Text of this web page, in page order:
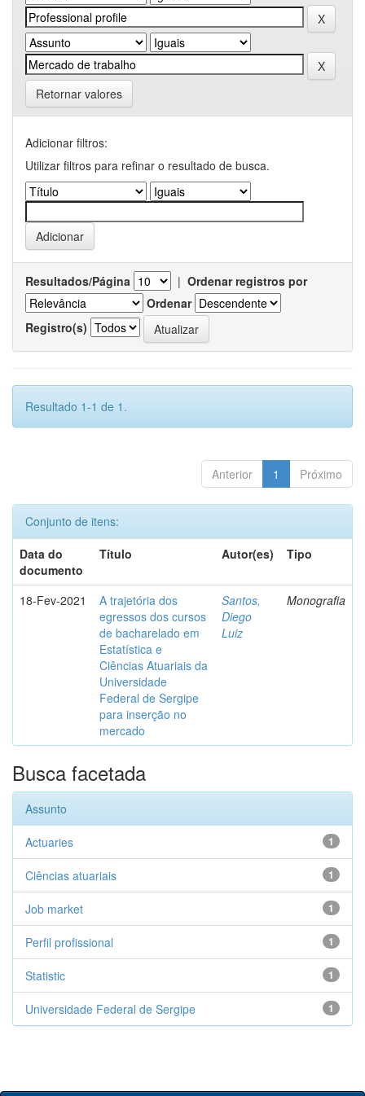
Retornar valores
Adicionar filtros:
Utilizar filtros para refinar o resultado de busca.
Resultados/Página | Ordenar registros por
Ordenar
Registro(s)
Resultado 1-1 de 1.
Anterior 1 Próximo
Conjunto de itens:
Data do
documento
Título Autor(es) Tipo
18-Fev-2021
A trajetória dos
egressos dos cursos
de bacharelado em
Estatística e
Ciências Atuariais da
Universidade
Federal de Sergipe
para inserção no
mercado
Santos,
Diego
Luiz
Monografia
Busca facetada
Assunto
1
Actuaries
1
Ciências atuariais
1
Job market
1
Perfil profissional
1
Statistic
1
Universidade Federal de Sergipe